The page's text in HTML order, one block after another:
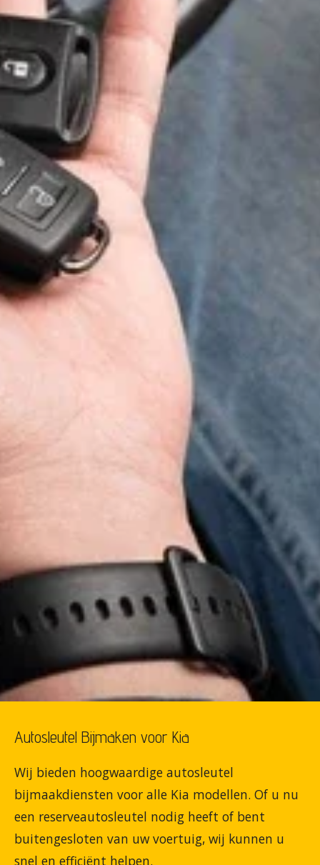
Autosleutel Bijmaken voor Kia
Wij bieden hoogwaardige autosleutel
bijmaakdiensten voor alle Kia modellen. Of u nu
een reserveautosleutel nodig heeft of bent
buitengesloten van uw voertuig, wij kunnen u
snel en efficiënt helpen.